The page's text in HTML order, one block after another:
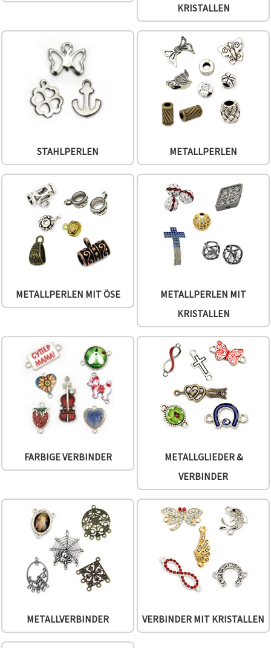
können Sie
oder
Datenschutzerklärung
Alle
Cookie-
KRISTALLEN
STAHLPERLEN METALLPERLEN
METALLPERLEN MIT ÖSE
METALLPERLEN MIT
KRISTALLEN
FARBIGE VERBINDER
METALLGLIEDER &
VERBINDER
METALLVERBINDER VERBINDER MIT KRISTALLEN